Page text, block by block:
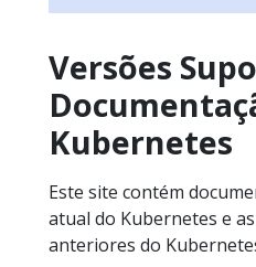
Versões
Kubernetes
Este site contém
atual do Kubernetes e
anteriores do